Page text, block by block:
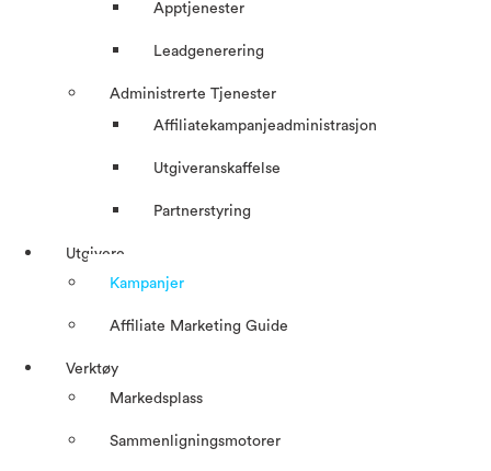
Apptjenester
Leadgenerering
Administrerte Tjenester
Affiliatekampanjeadministrasjon
Utgiveranskaffelse
Partnerstyring
Utgivere
Kampanjer
Affiliate Marketing Guide
Verktøy
Markedsplass
Sammenligningsmotorer